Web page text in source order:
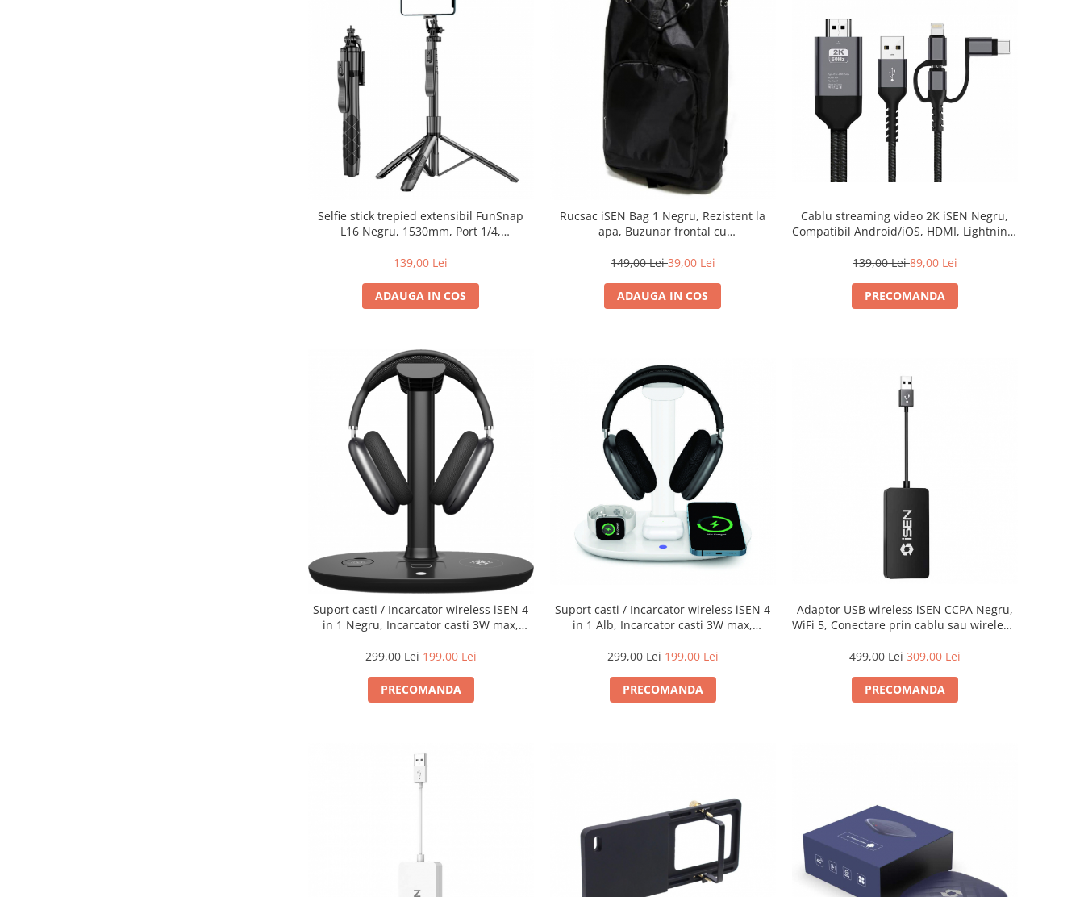
Selfie stick trepied extensibil FunSnap
L16 Negru, 1530mm, Port 1/4,
Maner balansare, 120mAh
139,00 Lei
ADAUGA IN COS
Rucsac iSEN Bag 1 Negru, Rezistent la
apa, Buzunar frontal cu
10cm
149,00 Lei39,00 Lei
ADAUGA IN COS
Cablu streaming video 2K iSEN Negru,
Compatibil Android/iOS, HDMI, Lightning,
139,00 Lei89,00 Lei
PRECOMANDA
Suport casti / Incarcator wireless iSEN 4
in 1 Negru, Incarcator casti 3W max,
telefon 15W max
299,00 Lei199,00 Lei
PRECOMANDA
Suport casti / Incarcator wireless iSEN 4
in 1 Alb, Incarcator casti 3W max,
telefon 15W max
299,00 Lei199,00 Lei
PRECOMANDA
Adaptor USB wireless iSEN CCPA Negru,
WiFi 5, Conectare prin cablu sau wireless,
499,00 Lei309,00 Lei
PRECOMANDA